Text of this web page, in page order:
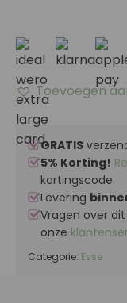
Toevoegen
GRATIS
5% Korting!
kortingscode.
Levering
Vragen over
onze
Categorie: Esse